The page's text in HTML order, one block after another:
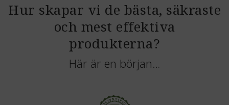
Hur skapar vi de bästa, säkraste
och mest effektiva
produkterna?
Här är en början…